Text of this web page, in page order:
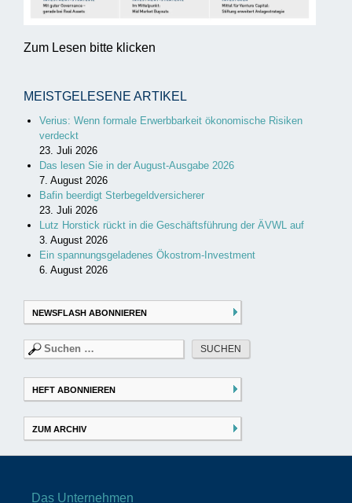
Zum Lesen bitte klicken
MEISTGELESENE ARTIKEL
Verius: Wenn formale Erwerbbarkeit ökonomische Risiken
verdeckt
23. Juli 2026
Das lesen Sie in der August-Ausgabe 2026
7. August 2026
Bafin beerdigt Sterbegeldversicherer
23. Juli 2026
Lutz Horstick rückt in die Geschäftsführung der ÄVWL auf
3. August 2026
Ein spannungsgeladenes Ökostrom-Investment
6. August 2026
NEWSFLASH ABONNIEREN
Suchen
nach:
HEFT ABONNIEREN
ZUM ARCHIV
Das Unternehmen